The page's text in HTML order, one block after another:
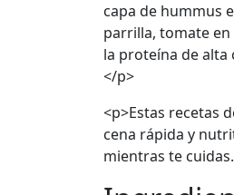
capa de hummus
parrilla, tomate
la proteína de alta
</p>
<p>Estas recetas
cena rápida y
mientras te